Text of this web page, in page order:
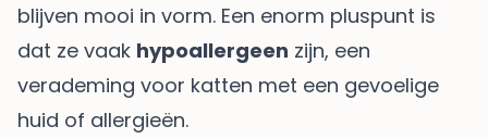
blijven mooi in vorm. Een enorm pluspunt is
dat ze vaak hypoallergeen zijn, een
verademing voor katten met een gevoelige
huid of allergieën.